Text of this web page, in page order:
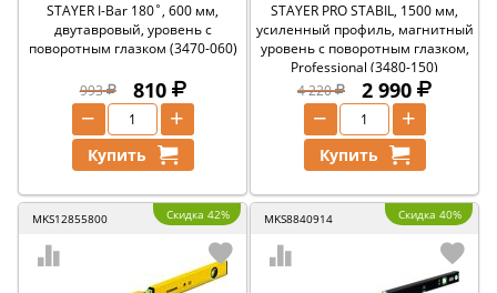
STAYER I-Bar 180˚, 600 мм,
двутавровый, уровень с
поворотным глазком (3470-060)
993 810
+
−
Купить
STAYER PRO STABIL, 1500 мм,
усиленный профиль, магнитный
уровень с поворотным глазком,
Professional (3480-150)
4 220
2 990
+
−
Купить
MKS12855800 Скидка 42% MKS8840914 Скидка 40%